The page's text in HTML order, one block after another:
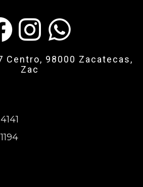
Centro, 98000 Zacatecas,
Zac